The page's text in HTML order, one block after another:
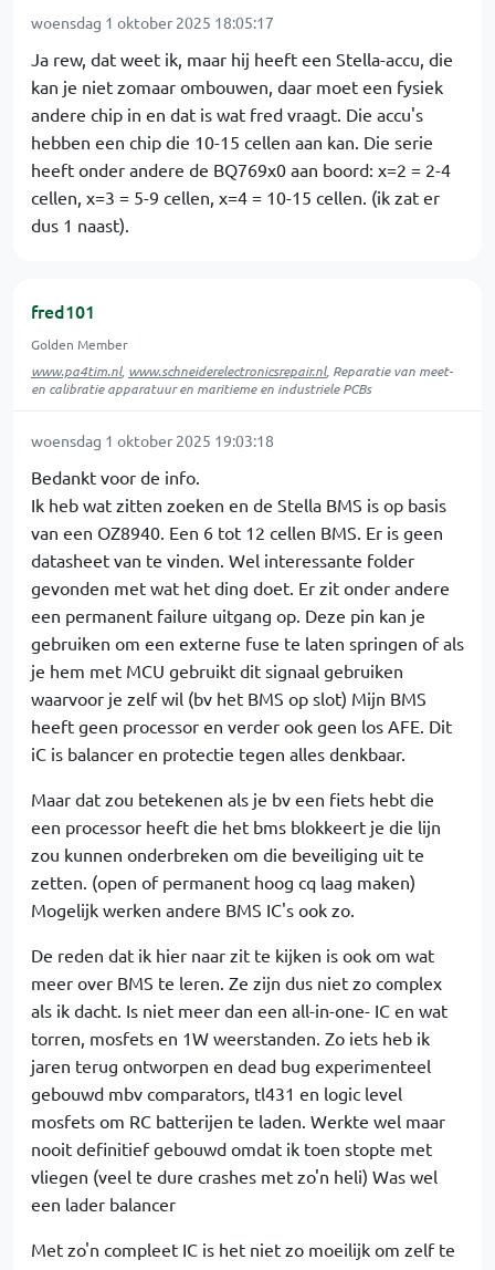
woensdag 1 oktober 2025 18:05:17
Ja rew, dat weet ik, maar hij heeft een Stella-accu, die
kan je niet zomaar ombouwen, daar moet een fysiek
andere chip in en dat is wat fred vraagt. Die accu's
hebben een chip die 10-15 cellen aan kan. Die serie
heeft onder andere de BQ769x0 aan boord: x=2 = 2-4
cellen, x=3 = 5-9 cellen, x=4 = 10-15 cellen. (ik zat er
dus 1 naast).
fred101
Golden Member
www.pa4tim.nl, www.schneiderelectronicsrepair.nl, Reparatie van meet-
en calibratie apparatuur en maritieme en industriele PCBs
woensdag 1 oktober 2025 19:03:18
Bedankt voor de info.
Ik heb wat zitten zoeken en de Stella BMS is op basis
van een OZ8940. Een 6 tot 12 cellen BMS. Er is geen
datasheet van te vinden. Wel interessante folder
gevonden met wat het ding doet. Er zit onder andere
een permanent failure uitgang op. Deze pin kan je
gebruiken om een externe fuse te laten springen of als
je hem met MCU gebruikt dit signaal gebruiken
waarvoor je zelf wil (bv het BMS op slot) Mijn BMS
heeft geen processor en verder ook geen los AFE. Dit
iC is balancer en protectie tegen alles denkbaar.
Maar dat zou betekenen als je bv een fiets hebt die
een processor heeft die het bms blokkeert je die lijn
zou kunnen onderbreken om die beveiliging uit te
zetten. (open of permanent hoog cq laag maken)
Mogelijk werken andere BMS IC's ook zo.
De reden dat ik hier naar zit te kijken is ook om wat
meer over BMS te leren. Ze zijn dus niet zo complex
als ik dacht. Is niet meer dan een all-in-one- IC en wat
torren, mosfets en 1W weerstanden. Zo iets heb ik
jaren terug ontworpen en dead bug experimenteel
gebouwd mbv comparators, tl431 en logic level
mosfets om RC batterijen te laden. Werkte wel maar
nooit definitief gebouwd omdat ik toen stopte met
vliegen (veel te dure crashes met zo'n heli) Was wel
een lader balancer
Met zo'n compleet IC is het niet zo moeilijk om zelf te